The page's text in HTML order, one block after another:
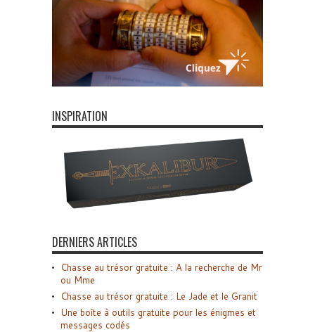
INSPIRATION
DERNIERS ARTICLES
Chasse au trésor gratuite : A la recherche de Mr
ou Mme
Chasse au trésor gratuite : Le Jade et le Granit
Une boîte à outils gratuite pour les énigmes et
messages codés